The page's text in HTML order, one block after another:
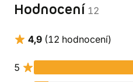
Hodnocení 12
4,9 (12 hodnocení)
5